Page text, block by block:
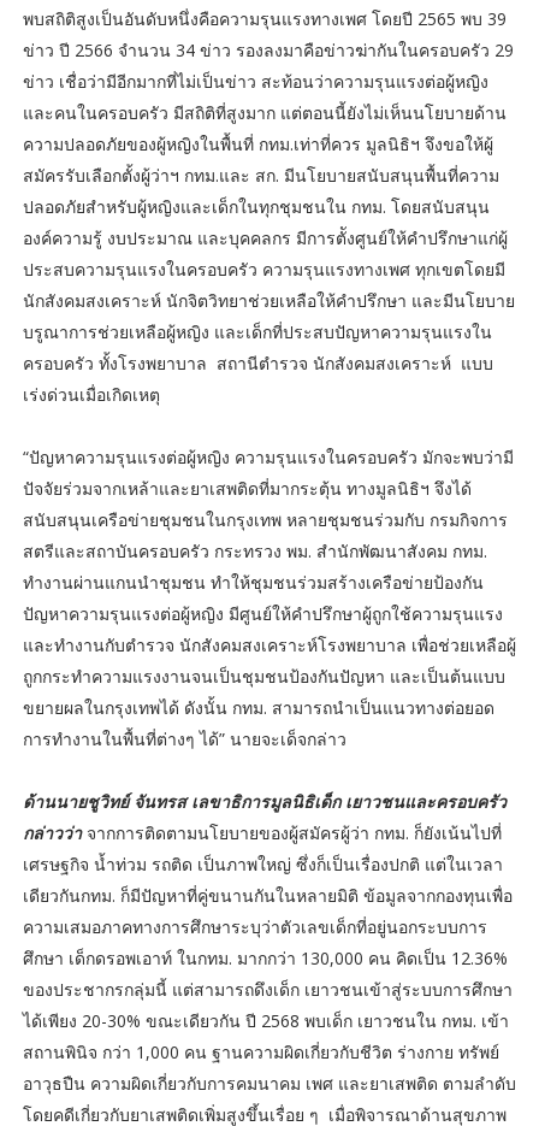
พบสถิติสูงเป็นอันดับหนึ่งคือความรุนแรงทางเพศ โดยปี 2565 พบ 39
ข่าว ปี 2566 จำนวน 34 ข่าว รองลงมาคือข่าวฆ่ากันในครอบครัว 29
ข่าว เชื่อว่ามีอีกมากที่ไม่เป็นข่าว สะท้อนว่าความรุนแรงต่อผู้หญิง
และคนในครอบครัว มีสถิติที่สูงมาก แต่ตอนนี้ยังไม่เห็นนโยบายด้าน
ความปลอดภัยของผู้หญิงในพื้นที่ กทม.เท่าที่ควร มูลนิธิฯ จึงขอให้ผู้
สมัครรับเลือกตั้งผู้ว่าฯ กทม.และ สก. มีนโยบายสนับสนุนพื้นที่ความ
ปลอดภัยสำหรับผู้หญิงและเด็กในทุกชุมชนใน กทม. โดยสนับสนุน
องค์ความรู้ งบประมาณ และบุคคลกร มีการตัังศูนย์ให้คำปรึกษาแก่ผู้
ประสบความรุนแรงในครอบครัว ความรุนแรงทางเพศ ทุกเขตโดยมี
นักสังคมสงเคราะห์ นักจิตวิทยาช่วยเหลือให้คำปรึกษา และมีนโยบาย
บรูณาการช่วยเหลือผู้หญิง และเด็กที่ประสบปัญหาความรุนแรงใน
ครอบครัว ทั้งโรงพยาบาล สถานีตำรวจ นักสังคมสงเคราะห์ แบบ
เร่งด่วนเมื่อเกิดเหตุ
“ปัญหาความรุนแรงต่อผู้หญิง ความรุนแรงในครอบครัว มักจะพบว่ามี
ปัจจัยร่วมจากเหล้าและยาเสพติดที่มากระตุ้น ทางมูลนิธิฯ จึงได้
สนับสนุนเครือข่ายชุมชนในกรุงเทพ หลายชุมชนร่วมกับ กรมกิจการ
สตรีและสถาบันครอบครัว กระทรวง พม. สำนักพัฒนาสังคม กทม.
ทำงานผ่านแกนนำชุมชน ทำให้ชุมชนร่วมสร้างเครือข่ายป้องกัน
ปัญหาความรุนแรงต่อผู้หญิง มีศูนย์ให้คำปรึกษาผู้ถูกใช้ความรุนแรง
และทำงานกับตำรวจ นักสังคมสงเคราะห์โรงพยาบาล เพื่อช่วยเหลือผู้
ถูกกระทำความแรงงานจนเป็นชุมชนป้องกันปัญหา และเป็นต้นแบบ
ขยายผลในกรุงเทพได้ ดังนั้น กทม. สามารถนำเป็นแนวทางต่อยอด
การทำงานในพื้นที่ต่างๆ ได้” นายจะเด็จกล่าว
ด้านนายชูวิทย์ จันทรส เลขาธิการมูลนิธิเด็ก เยาวชนและครอบครัว
กล่าวว่า จากการติดตามนโยบายของผู้สมัครผู้ว่า กทม. ก็ยังเน้นไปที่
เศรษฐกิจ น้ำท่วม รถติด เป็นภาพใหญ่ ซึ่งก็เป็นเรื่องปกติ แต่ในเวลา
เดียวกันกทม. ก็มีปัญหาที่คู่ขนานกันในหลายมิติ ข้อมูลจากกองทุนเพื่อ
ความเสมอภาคทางการศึกษาระบุว่าตัวเลขเด็กที่อยู่นอกระบบการ
ศึกษา เด็กดรอพเอาท์ ในกทม. มากกว่า 130,000 คน คิดเป็น 12.36%
ของประชากรกลุ่มนี้ แต่สามารถดึงเด็ก เยาวชนเข้าสู่ระบบการศึกษา
ได้เพียง 20-30% ขณะเดียวกัน ปี 2568 พบเด็ก เยาวชนใน กทม. เข้า
สถานพินิจ กว่า 1,000 คน ฐานความผิดเกี่ยวกับชีวิต ร่างกาย ทรัพย์
อาวุธปืน ความผิดเกี่ยวกับการคมนาคม เพศ และยาเสพติด ตามลำดับ
โดยคดีเกี่ยวกับยาเสพติดเพิ่มสูงขึ้นเรื่อย ๆ เมื่อพิจารณาด้านสุขภาพ